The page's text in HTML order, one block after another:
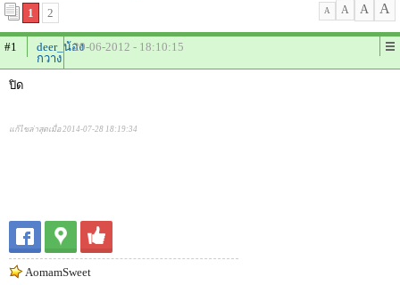
1 2 A A A A
#1
deer_น้อง
กวาง
29-06-2012 - 18:10:15
ปิด
แก้ไขล่าสุดเมื่อ 2014-07-28 18:19:34
AomamSweet